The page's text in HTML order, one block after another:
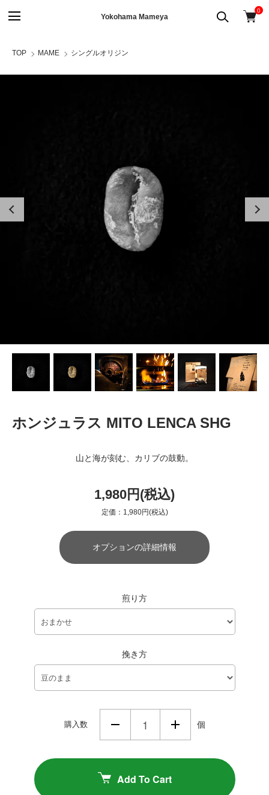
Yokohama Mameya
0
TOP MAME シングルオリジン
ホンジュラス MITO LENCA SHG
山と海が刻む、カリブの鼓動。
1,980円(税込)
定価：1,980円(税込)
オプションの詳細情報
煎り方
挽き方
購入数 個
Add To Cart